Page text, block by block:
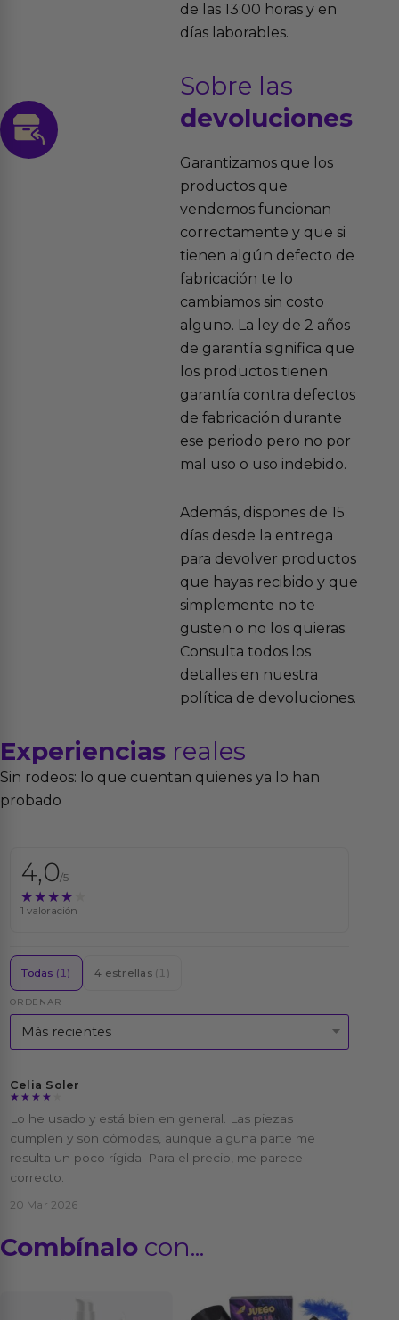
de las 13:00 horas y en
días laborables.
Sobre las
devoluciones
Garantizamos que los
productos que
vendemos funcionan
correctamente y que si
tienen algún defecto de
fabricación te lo
cambiamos sin costo
alguno. La ley de 2 años
de garantía significa que
los productos tienen
garantía contra defectos
de fabricación durante
ese periodo pero no por
mal uso o uso indebido.
Además, dispones de 15
días desde la entrega
para devolver productos
que hayas recibido y que
simplemente no te
gusten o no los quieras.
Consulta todos los
detalles en nuestra
política de devoluciones.
Experiencias reales
Sin rodeos: lo que cuentan quienes ya lo han
probado
4,0/5
★★★★★
★★★★★
1 valoración
Todas (1) 4 estrellas (1)
ORDENAR
Celia Soler
★★★★★
★★★★★
Lo he usado y está bien en general. Las piezas
cumplen y son cómodas, aunque alguna parte me
resulta un poco rígida. Para el precio, me parece
correcto.
20 Mar 2026
Combínalo con...